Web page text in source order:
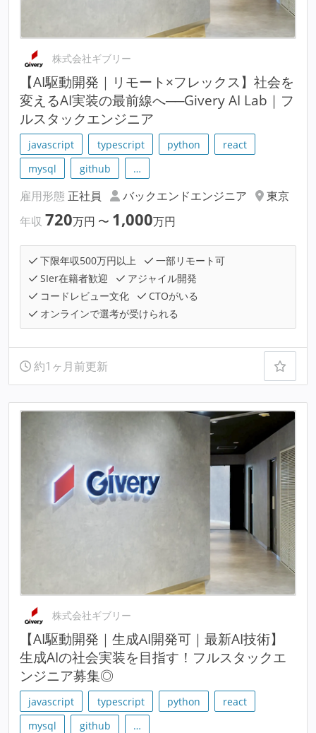
株式会社ギブリー
【AI駆動開発｜リモート×フレックス】社会を
変えるAI実装の最前線へ──Givery AI Lab｜フ
ルスタックエンジニア
javascript typescript python
react
mysql
github …
雇用形態 正社員 バックエンドエンジニア
東京
年収 720万円 〜 1,000万円
下限年収500万円以上
一部リモート可
SIer在籍者歓迎
アジャイル開発
コードレビュー文化
CTOがいる
オンラインで選考が受けられる
約1ヶ月前更新
株式会社ギブリー
【AI駆動開発｜生成AI開発可｜最新AI技術】
生成AIの社会実装を目指す！フルスタックエ
ンジニア募集◎
javascript typescript python
react
mysql
github …